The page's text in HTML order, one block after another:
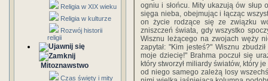
Religia w XIX wieku
Religia w kulturze
Rozwój historii
religii
Mitoznawstwo
Czas święty i mity
ogniu i słońcu. Mity ukazują ów
sięga nieba, obejmując i łącząc
on życie rodzące się ze związku
zniszczeń świata, gdy wszystko
Wisznu leżącego na zwojach węży
zapytał: "Kim jesteś?" Wisznu
moje dziecię!" Brahma poczuł się
który stworzył miliardy światów, który
od niego samego zależą losy